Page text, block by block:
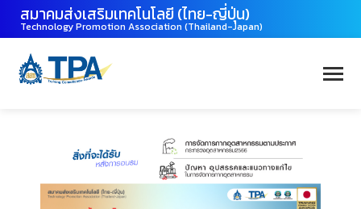
สมาคมส่งเสริมเทคโนโลยี (ไทย-ญี่ปุ่น)
Technology Promotion Association (Thailand-Japan)